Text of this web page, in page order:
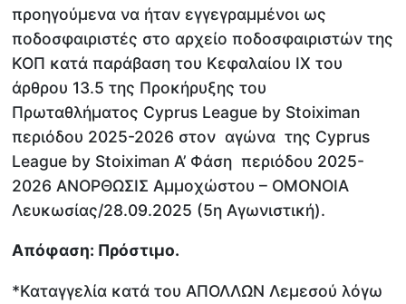
προηγούμενα να ήταν εγγεγραμμένοι ως
ποδοσφαιριστές στο αρχείο ποδοσφαιριστών της
ΚΟΠ κατά παράβαση του Κεφαλαίου ΙΧ του
άρθρου 13.5 της Προκήρυξης του
Πρωταθλήματος Cyprus League by Stoiximan
περιόδου 2025-2026 στον αγώνα της Cyprus
League by Stoiximan Α’ Φάση περιόδου 2025-
2026 ΑΝΟΡΘΩΣΙΣ Αμμοχώστου – ΟΜΟΝΟΙΑ
Λευκωσίας/28.09.2025 (5η Αγωνιστική).
Απόφαση: Πρόστιμο.
*Καταγγελία κατά του ΑΠΟΛΛΩΝ Λεμεσού λόγω